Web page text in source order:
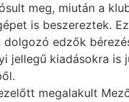
meg, miután a
is beszereztek.
dolgozó edzők
jellegű kiadásokra is
megalakult